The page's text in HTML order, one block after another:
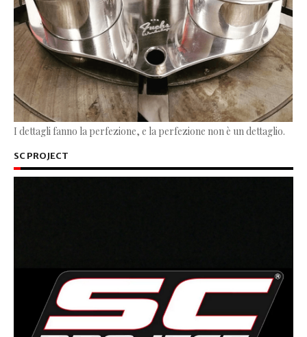
I dettagli fanno la perfezione, e la perfezione non è un dettaglio.
SC PROJECT